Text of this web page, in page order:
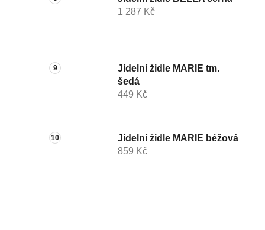
1 287 Kč
Jídelní židle MARIE tm.
šedá
449 Kč
Jídelní židle MARIE béžová
859 Kč